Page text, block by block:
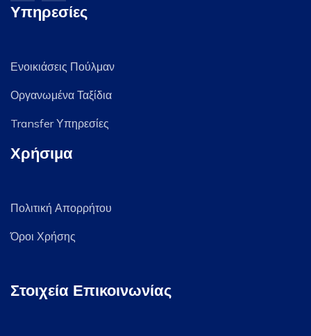
Υπηρεσίες
Ενοικιάσεις Πούλμαν
Οργανωμένα Ταξίδια
Transfer Υπηρεσίες
Χρήσιμα
Πολιτική Απορρήτου
Όροι Χρήσης
Στοιχεία Επικοινωνίας